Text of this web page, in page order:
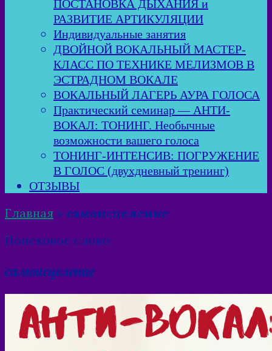
ПОСТАНОВКА ДЫХАНИЯ и
РАЗВИТИЕ АРТИКУЛЯЦИИ
Индивидуальные занятия
ДВОЙНОЙ ВОКАЛЬНЫЙ МАСТЕР-
КЛАСС ПО ТЕХНИКЕ МЕЛИЗМОВ В
ЭСТРАДНОМ ВОКАЛЕ
ВОКАЛЬНЫЙ ЛАГЕРЬ АУРА ГОЛОСА
Практический семинар — АНТИ-
ВОКАЛ: ТОНИНГ. Необычные
возможности вашего голоса
ТОНИНГ-ИНТЕНСИВ: ПОГРУЖЕНИЕ
В ГОЛОС (двухдневный тренинг)
ОТЗЫВЫ
Главная » самоисцеление
Поисковое слово:
самоисцеление